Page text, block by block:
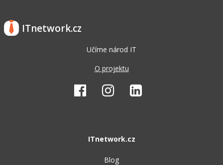
ITnetwork.cz
Učíme národ IT
O projektu
ITnetwork.cz
Blog